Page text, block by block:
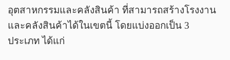
อุตสาหกรรมและคลังสินค้า ที่สามารถสร้างโรงงาน
และคลังสินค้าได้ในเขตนี้ โดยแบ่งออกเป็น 3
ประเภท ได้แก่